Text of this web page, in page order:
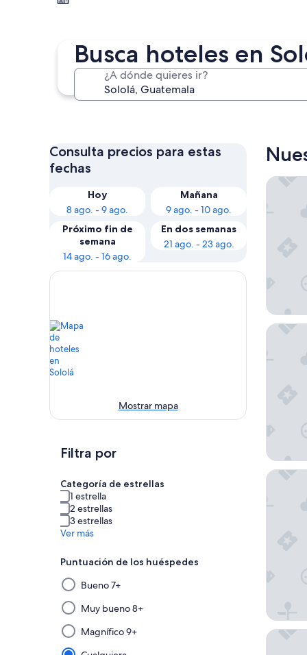
Busca hoteles en
¿A dónde quieres ir?
Consulta precios para estas
fechas
Hoy
8 ago. - 9 ago.
Mañana
9 ago. - 10 ago.
Próximo fin de
semana
14 ago. - 16 ago.
En dos semanas
21 ago. - 23 ago.
Mostrar mapa
Filtra por
Categoría de estrellas
1 estrella
2 estrellas
3 estrellas
Ver más
Puntuación de los huéspedes
Al
seleccionar
y
aplicar
un
filtro
Bueno 7+
Muy bueno 8+
Magnífico 9+
Hotel y
Hotel
Porta
Jenna's